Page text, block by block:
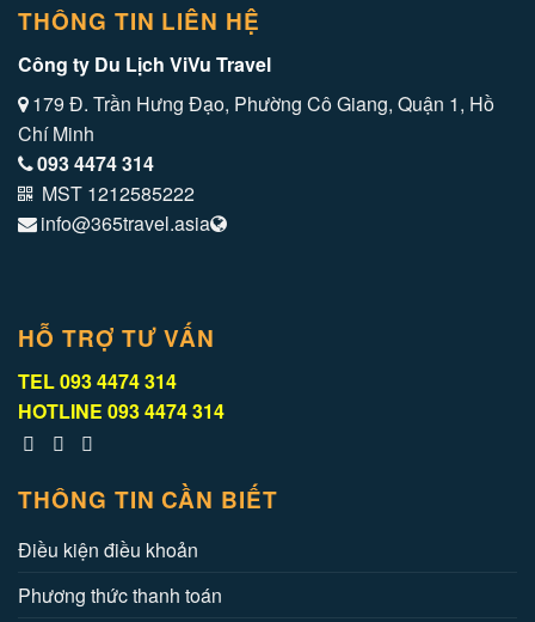
THÔNG TIN LIÊN HỆ
Công ty Du Lịch ViVu Travel
179 Đ. Trần Hưng Đạo, Phường Cô Giang, Quận 1, Hồ
Chí Minh
093 4474 314
MST 1212585222
info@365travel.asia
HỖ TRỢ TƯ VẤN
TEL093 4474 314
HOTLINE 093 4474 314
THÔNG TIN CẦN BIẾT
Điều kiện điều khoản
Phương thức thanh toán